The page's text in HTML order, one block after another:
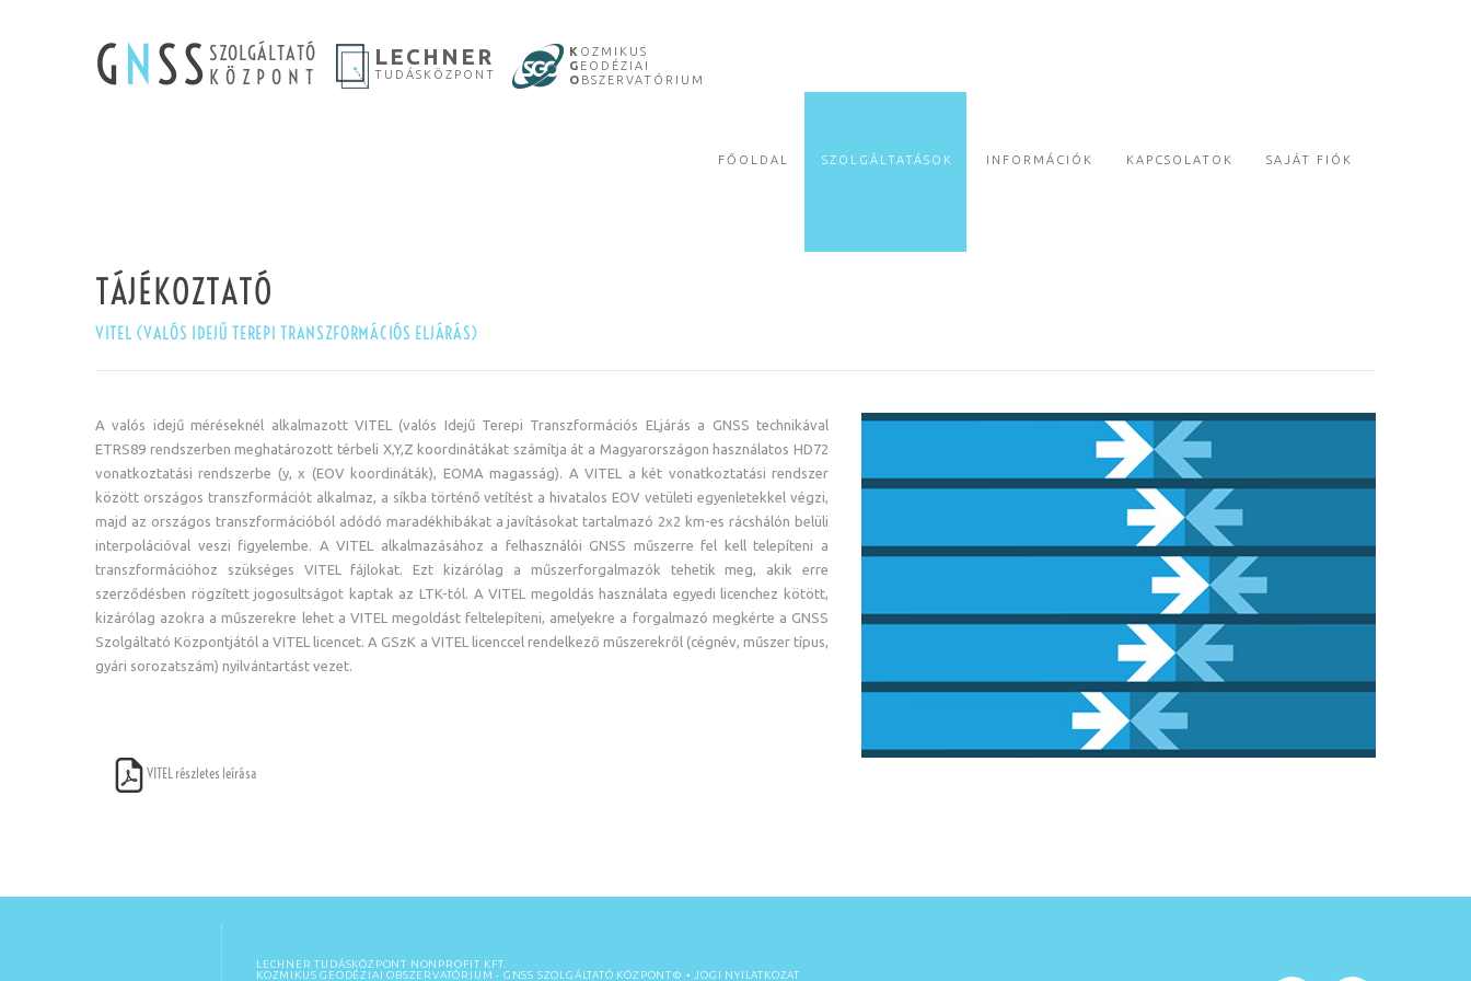
GNSS SZOLGÁLTATÓ
KÖZPONT
LECHNER
TUDÁSKÖZPONT
K OZMIKUS
G EODÉZIAI
O BSZERVATÓRIUM
FŐOLDAL SZOLGÁLTATÁSOK INFORMÁCIÓK KAPCSOLATOK SAJÁT FIÓK
TÁJÉKOZTATÓ
VITEL (VALÓS IDEJŰ TEREPI TRANSZFORMÁCIÓS ELJÁRÁS)
A valós idejű méréseknél alkalmazott VITEL (valós Idejű Terepi Transzformációs ELjárás a GNSS technikával
ETRS89 rendszerben meghatározott térbeli X,Y,Z koordinátákat számítja át a Magyarországon használatos HD72
vonatkoztatási rendszerbe (y, x (EOV koordináták), EOMA magasság). A VITEL a két vonatkoztatási rendszer
között országos transzformációt alkalmaz, a síkba történő vetítést a hivatalos EOV vetületi egyenletekkel végzi,
majd az országos transzformációból adódó maradékhibákat a javításokat tartalmazó 2x2 km-es rácshálón belüli
interpolációval veszi figyelembe. A VITEL alkalmazásához a felhasználói GNSS műszerre fel kell telepíteni a
transzformációhoz szükséges VITEL fájlokat. Ezt kizárólag a műszerforgalmazók tehetik meg, akik erre
szerződésben rögzített jogosultságot kaptak az LTK-tól. A VITEL megoldás használata egyedi licenchez kötött,
kizárólag azokra a műszerekre lehet a VITEL megoldást feltelepíteni, amelyekre a forgalmazó megkérte a GNSS
Szolgáltató Központjától a VITEL licencet. A GSzK a VITEL licenccel rendelkező műszerekről (cégnév, műszer típus,
gyári sorozatszám) nyilvántartást vezet.
VITEL részletes leírása
LECHNER TUDÁSKÖZPONT NONPROFIT KFT.
KOZMIKUS GEODÉZIAI OBSZERVATÓRIUM - GNSS SZOLGÁLTATÓ KÖZPONT© • JOGI NYILATKOZAT